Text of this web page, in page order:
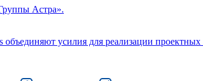
Астра».
объединяют усилия для реализации